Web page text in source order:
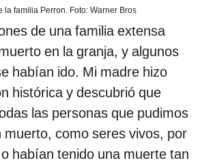
la familia Perron. Foto: Warner Bros
de una familia extensa
en la granja, y algunos
habían ido. Mi madre hizo
histórica y descubrió que
las personas que pudimos
como seres vivos, por
habían tenido una muerte tan